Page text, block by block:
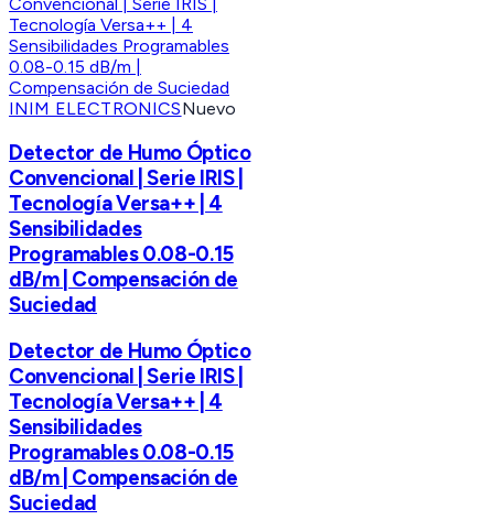
INIM ELECTRONICSNuevo
Detector de Humo Óptico
Convencional | Serie IRIS |
Tecnología Versa++ | 4
Sensibilidades
Programables 0.08-0.15
dB/m | Compensación de
Suciedad
Detector de Humo Óptico
Convencional | Serie IRIS |
Tecnología Versa++ | 4
Sensibilidades
Programables 0.08-0.15
dB/m | Compensación de
Suciedad